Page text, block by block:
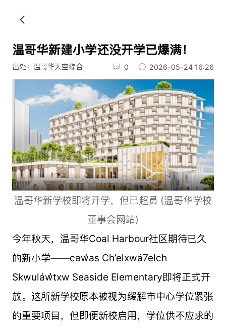
温哥华新建小学还没开学已爆满！
出处：温哥华天空综合 0 2026-05-24 16:26
温哥华新学校即将开学，但已超员 (温哥华学校
董事会网站)
今年秋天，温哥华Coal Harbour社区期待已久
的新小学——cəw̓as Ch’elxwá7elch
Skwuláw̓txw Seaside Elementary即将正式开
放。这所新学校原本被视为缓解市中心学位紧张
的重要项目，但即便新校启用，学位供不应求的